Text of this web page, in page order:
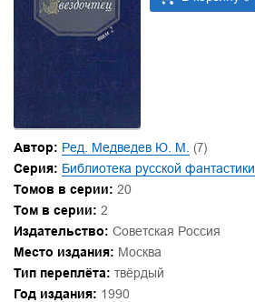
Автор: Ред. Медведев Ю. М. (7)
Серия: Библиотека русской фантастики
Томов в серии: 20
Том в серии: 2
Издательство: Советская Россия
Место издания: Москва
Тип переплёта: твёрдый
Год издания: 1990